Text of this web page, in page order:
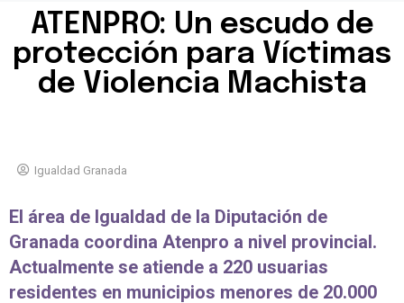
ATENPRO: Un escudo de
protección para Víctimas
de Violencia Machista
Igualdad Granada
El área de Igualdad de la Diputación de
Granada coordina Atenpro a nivel provincial.
Actualmente se atiende a 220 usuarias
residentes en municipios menores de 20.000